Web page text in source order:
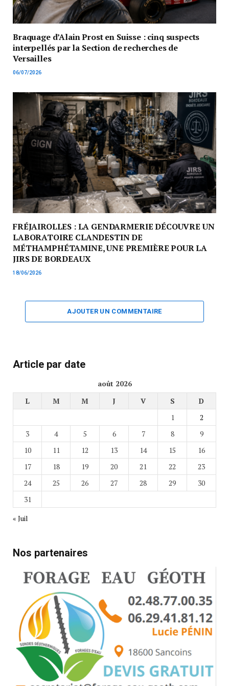
Braquage d’Alain Prost en Suisse : cinq suspects
interpellés par la Section de recherches de
Versailles
06/07/2026
FRÉJAIROLLES : LA GENDARMERIE DÉCOUVRE UN
LABORATOIRE CLANDESTIN DE
MÉTHAMPHÉTAMINE, UNE PREMIÈRE POUR LA
JIRS DE BORDEAUX
18/06/2026
AJOUTER UN COMMENTAIRE
Article par date
août 2026
L
M M J V S
D
1
2
3
4 5 6 7 8
9
10
11 12 13 14 15
16
17
18 19 20 21 22
23
24
25 26 27 28 29
30
31
« Juil
Nos partenaires